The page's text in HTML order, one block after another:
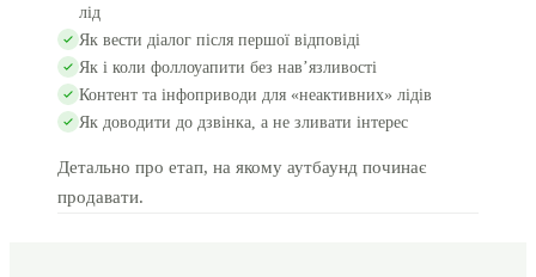
лід
Як вести діалог після першої відповіді
Як і коли фоллоуапити без навʼязливості
Контент та інфоприводи для «неактивних» лідів
Як доводити до дзвінка, а не зливати інтерес
Детально про етап, на якому аутбаунд починає
продавати.